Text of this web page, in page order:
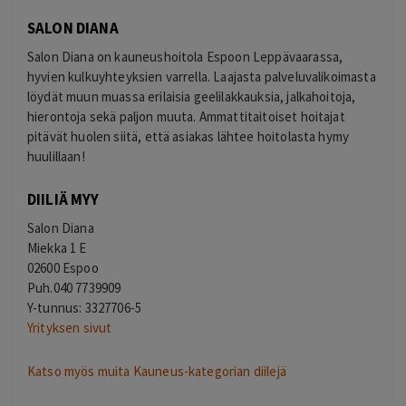
SALON DIANA
Salon Diana on kauneushoitola Espoon Leppävaarassa,
hyvien kulkuyhteyksien varrella. Laajasta palveluvalikoimasta
löydät muun muassa erilaisia geelilakkauksia, jalkahoitoja,
hierontoja sekä paljon muuta. Ammattitaitoiset hoitajat
pitävät huolen siitä, että asiakas lähtee hoitolasta hymy
huulillaan!
DIILIÄ MYY
Salon Diana
Miekka 1 E
02600 Espoo
Puh.040 7739909
Y-tunnus: 3327706-5
Yrityksen sivut
Katso myös muita Kauneus-kategorian diilejä